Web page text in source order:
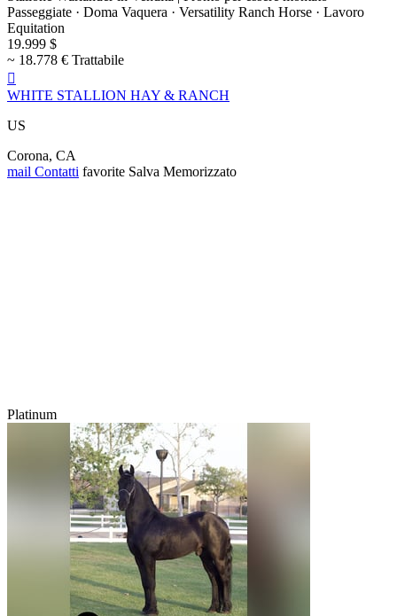
Passeggiate · Doma Vaquera · Versatility Ranch Horse · Lavoro
Equitation
19.999 $
~ 18.778 € Trattabile

WHITE STALLION HAY & RANCH
US
Corona, CA
mail Contatti favorite Salva Memorizzato
Platinum